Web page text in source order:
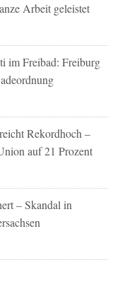
Arbeit geleistet
im Freibad: Freiburg
Rekordhoch –
auf 21 Prozent
– Skandal in